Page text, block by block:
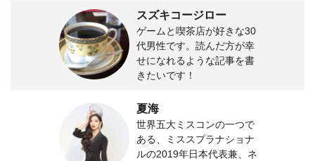
スズキコージロー
ゲームと喫茶店が好きな30
代男性です。読んだ方が幸
せになれるような記事を書
きたいです！
夏海
世界五大ミスコンの一つで
ある、ミススプラナショナ
ルの2019年日本代表兼、ネ